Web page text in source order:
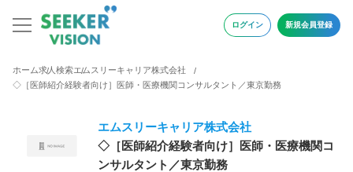
ログイン 新規会員登録
ホーム求人検索エムスリーキャリア株式会社
◇［医師紹介経験者向け］医師・医療機関コンサルタント／東京勤務
エムスリーキャリア株式会社
◇［医師紹介経験者向け］医師・医療機関コ
ンサルタント／東京勤務